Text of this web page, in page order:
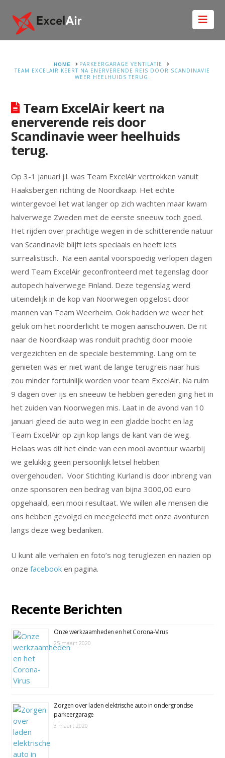
HOME
PARKEERGARAGE VENTILATIE
TEAM EXCELAIR KEERT NA ENERVERENDE REIS DOOR SCANDINAVIE
WEER HEELHUIDS TERUG.
Team ExcelAir keert na
enerverende reis door
Scandinavie weer heelhuids
terug.
Op 3-1 januari j.l. was Team ExcelAir vertrokken vanuit
Haaksbergen richting de Noordkaap. Het echte
wintergevoel liet wat langer op zich wachten maar kwam
halverwege Zweden met de eerste sneeuw toch goed.
Het rijden over prachtige wegen in de schitterende natuur
van Scandinavië blijft iets speciaals en heeft iets
surrealistisch. Na een aantal voorspoedig verlopen dagen
werd Team ExcelAir geconfronteerd met tegenslag door
autopech halverwege Finland. Deze tegenslag werd
uiteindelijk in de kop van Noorwegen opgelost door
mannen van Team Weerheim. Ook hadden we weer het
geluk om het noorderlicht te mogen aanschouwen. De rit
naar de Noordkaap was ronduit prachtig door mooie
vergezichten en de speciale bestemming. Lang om te
genieten was er niet want de lange terugreis naar huis
zou minder fortuinlijk worden voor team ExcelAir. Na ruim
9 dagen over ijs en sneeuw te hebben gereden ging het in
het zuiden van Noorwegen mis. Laat in de avond van 10
januari gleed de auto weg in een gladde bocht en lag
Team ExcelAir op zijn kop langs de kant van de weg.
Helaas was dit het einde van een mooi avontuur waarbij
we gelukkig geen persoonlijk letsel hebben
overgehouden. Voor Stichting Kurland is door inbreng van
onze sponsoren een bedrag van bijna 3000,00 euro
opgehaald, een mooi resultaat. We willen alle mensen die
ons hebben gevolgd en meegeleefd met onze avonturen
langs deze weg bedanken.
U kunt alle verhalen en foto’s nog teruglezen en nazien op
onzefacebook en pagina.
Recente Berichten
Onze werkzaamheden en het Corona-Virus
25 maart 2020
Zorgen over laden elektrische auto in ondergrondse
parkeergarage
3 maart 2020